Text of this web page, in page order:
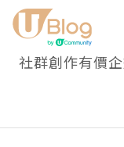
社群創作有價